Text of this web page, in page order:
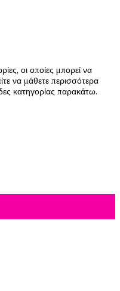
οι οποίες μπορεί να
να μάθετε περισσότερα
κατηγορίας παρακάτω.